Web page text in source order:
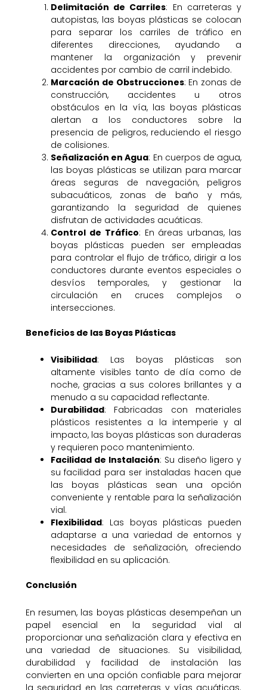
Delimitación de Carriles: En carreteras y
autopistas, las boyas plásticas se colocan
para separar los carriles de tráfico en
diferentes direcciones, ayudando a
mantener la organización y prevenir
accidentes por cambio de carril indebido.
Marcación de Obstrucciones: En zonas de
construcción, accidentes u otros
obstáculos en la vía, las boyas plásticas
alertan a los conductores sobre la
presencia de peligros, reduciendo el riesgo
de colisiones.
Señalización en Agua: En cuerpos de agua,
las boyas plásticas se utilizan para marcar
áreas seguras de navegación, peligros
subacuáticos, zonas de baño y más,
garantizando la seguridad de quienes
disfrutan de actividades acuáticas.
Control de Tráfico: En áreas urbanas, las
boyas plásticas pueden ser empleadas
para controlar el flujo de tráfico, dirigir a los
conductores durante eventos especiales o
desvíos temporales, y gestionar la
circulación en cruces complejos o
intersecciones.
Beneficios de las Boyas Plásticas
Visibilidad: Las boyas plásticas son
altamente visibles tanto de día como de
noche, gracias a sus colores brillantes y a
menudo a su capacidad reflectante.
Durabilidad: Fabricadas con materiales
plásticos resistentes a la intemperie y al
impacto, las boyas plásticas son duraderas
y requieren poco mantenimiento.
Facilidad de Instalación: Su diseño ligero y
su facilidad para ser instaladas hacen que
las boyas plásticas sean una opción
conveniente y rentable para la señalización
vial.
Flexibilidad: Las boyas plásticas pueden
adaptarse a una variedad de entornos y
necesidades de señalización, ofreciendo
flexibilidad en su aplicación.
Conclusión
En resumen, las boyas plásticas desempeñan un
papel esencial en la seguridad vial al
proporcionar una señalización clara y efectiva en
una variedad de situaciones. Su visibilidad,
durabilidad y facilidad de instalación las
convierten en una opción confiable para mejorar
la seguridad en las carreteras y vías acuáticas.